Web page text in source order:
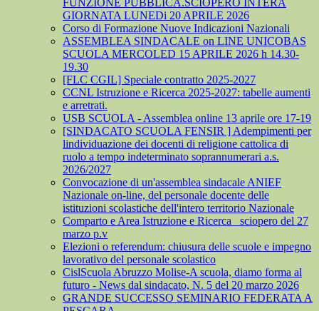
FUNZIONE PUBBLICA.SCIOPERO INTERA
GIORNATA LUNEDi 20 APRILE 2026
Corso di Formazione Nuove Indicazioni Nazionali
ASSEMBLEA SINDACALE on LINE UNICOBAS
SCUOLA MERCOLED 15 APRILE 2026 h 14.30-
19.30
[FLC CGIL] Speciale contratto 2025-2027
CCNL Istruzione e Ricerca 2025-2027: tabelle aumenti
e arretrati.
USB SCUOLA - Assemblea online 13 aprile ore 17-19
[SINDACATO SCUOLA FENSIR ] Adempimenti per
lindividuazione dei docenti di religione cattolica di
ruolo a tempo indeterminato soprannumerari a.s.
2026/2027
Convocazione di un'assemblea sindacale ANIEF
Nazionale on-line, del personale docente delle
istituzioni scolastiche dell'intero territorio Nazionale
Comparto e Area Istruzione e Ricerca_ sciopero del 27
marzo p.v
Elezioni o referendum: chiusura delle scuole e impegno
lavorativo del personale scolastico
CislScuola Abruzzo Molise-A scuola, diamo forma al
futuro - News dal sindacato, N. 5 del 20 marzo 2026
GRANDE SUCCESSO SEMINARIO FEDERATA A